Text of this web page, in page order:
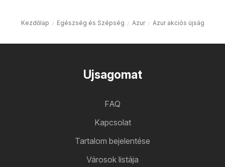
Kezdőlap Egészség és Szépség Azur Azur akciós újság
Ujsagomat
FAQ
Kapcsolat
Tartalom bejelentése
Városok listája